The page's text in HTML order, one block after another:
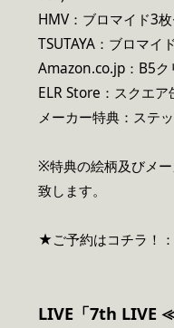
HMV：ブロマイド3
TSUTAYA：ブロマイ
Amazon.co.jp：B5ク
ELR Store：スクエ
メーカー特典：ステ
※特典の絵柄及びメ
致します。
★ご予約はコチラ！：
LIVE 「7th LIVE